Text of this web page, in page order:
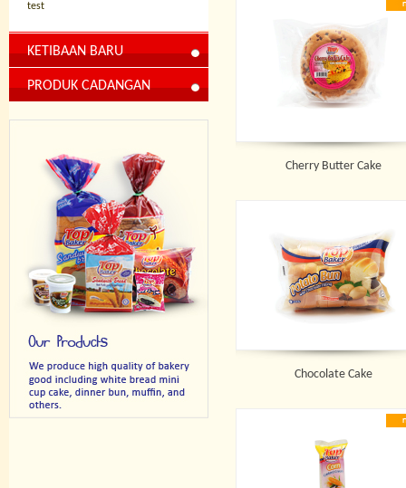
test
KETIBAAN BARU
PRODUK CADANGAN
Cherry Butter Cake
Chocolate Cake